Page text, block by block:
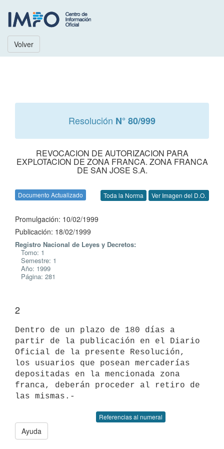
Volver
Resolución N° 80/999
REVOCACION DE AUTORIZACION PARA
EXPLOTACION DE ZONA FRANCA. ZONA FRANCA
DE SAN JOSE S.A.
Documento Actualizado Toda la Norma Ver Imagen del D.O.
Promulgación: 10/02/1999
Publicación: 18/02/1999
Registro Nacional de Leyes y Decretos:
Tomo: 1
Semestre: 1
Año: 1999
Página: 281
2
Dentro de un plazo de 180 días a
partir de la publicación en el Diario
Oficial de la presente Resolución,
los usuarios que posean mercaderías
depositadas en la mencionada zona
franca, deberán proceder al retiro de
Referencias al numeral
Ayuda